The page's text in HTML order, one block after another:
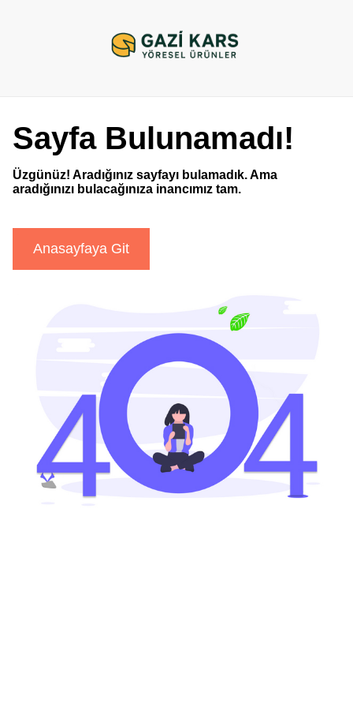
Sayfa Bulunamadı!
Üzgünüz! Aradığınız sayfayı bulamadık. Ama
aradığınızı bulacağınıza inancımız tam.
Anasayfaya Git